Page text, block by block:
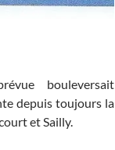
bouleversait
depuis toujours la
et Sailly.